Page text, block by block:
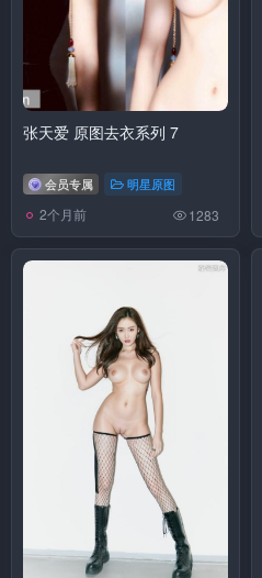
张天爱 原图去衣系列 7
会员专属 明星原图
2个月前 1283